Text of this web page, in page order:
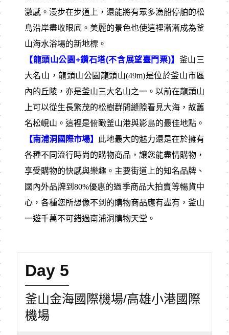
激感。漫步在步道上，還能將有眾多漁船停舶的松
島沿岸盡收眼底。美麗的景色也使這裡漸漸成為釜
山海水浴場的新地標。
【龍頭山公園+鑽石塔(不含展望臺門票)】 釜山三
大名山，龍頭山公園龍頭山(49m)是位於釜山市區
內的丘陵，亦是釜山三大名山之一。以前在龍頭山
上可以從生長繁茂的松樹群間縫隙看見大海，故舊
名松峴山。這裡是俯瞰釜山港與影島的最佳地點。
【南浦洞國際市場】
此地最⼤的魅力還是在於擁有
各種不同流行時尚的購物商品，讓您能盡情購物，
享受購物的快感與樂趣。主要街道上的知名品牌、
國內外品牌到80%優惠的過季商品⼤拍賣等暢貨中
⼼，各種您所想像不到的購物商品應有盡有，釜⼭
⼀遊千萬不可錯過南浦洞購物天堂。
Day 5
釜山金海國際機場/高雄小港國際
機場